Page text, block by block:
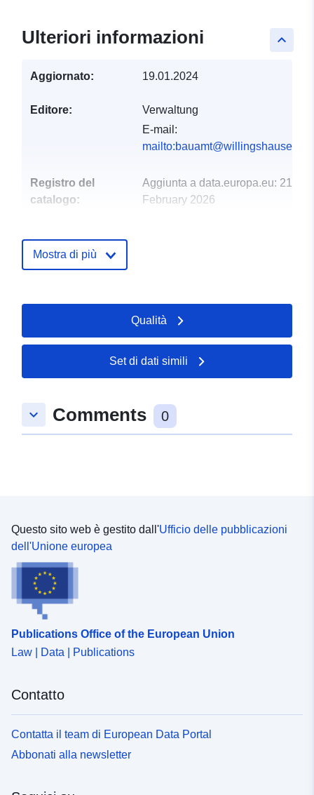
keyboard_arrow_up
Ulteriori informazioni
Aggiornato: 19.01.2024
Editore:
Verwaltung
E-mail:
mailto:bauamt@willingshausen.de
Registro del
catalogo:
Aggiunta a data.europa.eu: 21
February 2026
Spaziale:
4.51126, 0 ], [ 4.51126, 0 ] ]
Tipo:
Polygon
http://data.europa.eu/88u/dataset/
f2e1-f690-8162-8621190573d3
Mostra di più
Qualità
Set di dati simili
keyboard_arrow_down Comments 0
Questo sito web è gestito dall'Ufficio delle pubblicazioni
dell'Unione europea
Publications Office of the European Union
Law | Data | Publications
Contatto
Contatta il team di European Data Portal
Abbonati alla newsletter